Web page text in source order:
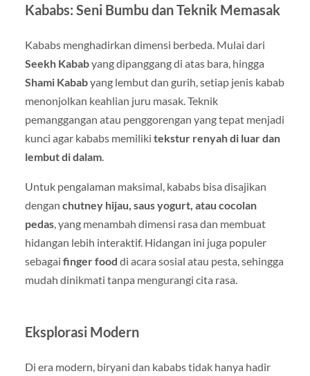
Kababs: Seni Bumbu dan Teknik Memasak
Kababs menghadirkan dimensi berbeda. Mulai dari
Seekh Kababyang dipanggang di atas bara, hingga
Shami Kababyang lembut dan gurih, setiap jenis kabab
menonjolkan keahlian juru masak. Teknik
pemanggangan atau penggorengan yang tepat menjadi
kunci agar kababs memiliki tekstur renyah di luar dan
lembut di dalam.
Untuk pengalaman maksimal, kababs bisa disajikan
dengan chutney hijau, saus yogurt, atau cocolan
pedas, yang menambah dimensi rasa dan membuat
hidangan lebih interaktif. Hidangan ini juga populer
sebagai finger food di acara sosial atau pesta, sehingga
mudah dinikmati tanpa mengurangi cita rasa.
Eksplorasi Modern
Di era modern, biryani dan kababs tidak hanya hadir